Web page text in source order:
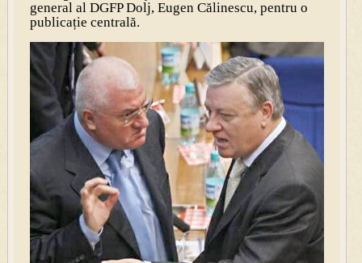
general al DGFP Dolj, Eugen Călinescu, pentru o
publicație centrală.